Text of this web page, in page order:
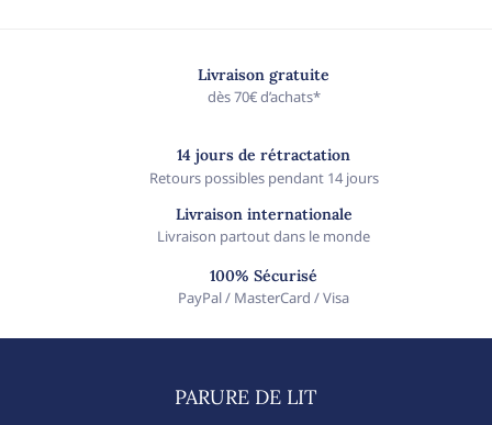
Livraison gratuite
dès 70€ d’achats*
14 jours de rétractation
Retours possibles pendant 14 jours
Livraison internationale
Livraison partout dans le monde
100% Sécurisé
PayPal / MasterCard / Visa
PARURE DE LIT​